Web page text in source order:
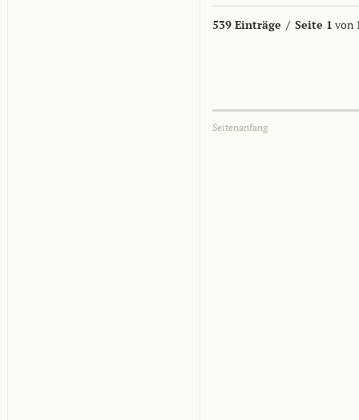
539 Einträge / Seite 1 von
Seitenanfang